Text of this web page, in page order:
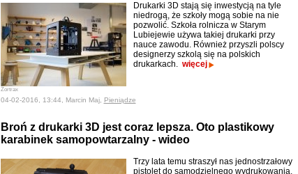
Zortrax
Drukarki 3D stają się inwestycją na tyle
niedrogą, że szkoły mogą sobie na nie
pozwolić. Szkoła rolnicza w Starym
Lubiejewie używa takiej drukarki przy
nauce zawodu. Również przyszli polscy
designerzy szkolą się na polskich
drukarkach. więcej
04-02-2016, 13:44, Marcin Maj, Pieniądze
Broń z drukarki 3D jest coraz lepsza. Oto plastikowy
karabinek samopowtarzalny - wideo
Trzy lata temu straszył nas jednostrzałowy
pistolet do samodzielnego wydrukowania.